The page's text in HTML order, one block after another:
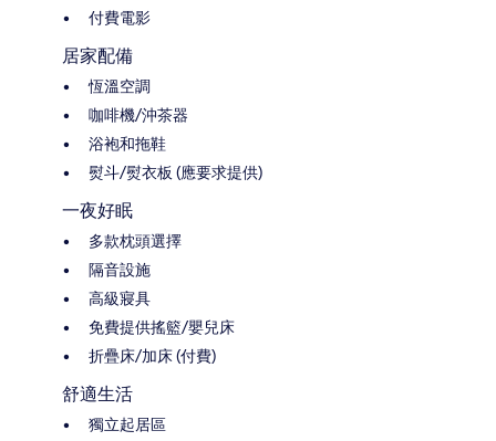
付費電影
居家配備
恆溫空調
咖啡機/沖茶器
浴袍和拖鞋
熨斗/熨衣板 (應要求提供)
一夜好眠
多款枕頭選擇
隔音設施
高級寢具
免費提供搖籃/嬰兒床
折疊床/加床 (付費)
舒適生活
獨立起居區